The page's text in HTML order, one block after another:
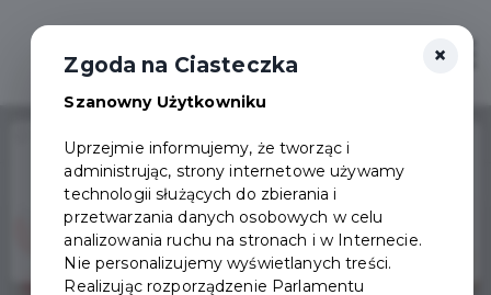
Wydarzenie już się
zakończyło
×
Zgoda na Ciasteczka
Szanowny Użytkowniku
Uprzejmie informujemy, że tworząc i
administrując, strony internetowe używamy
technologii służących do zbierania i
przetwarzania danych osobowych w celu
analizowania ruchu na stronach i w Internecie.
Nie personalizujemy wyświetlanych treści.
Realizując rozporządzenie Parlamentu